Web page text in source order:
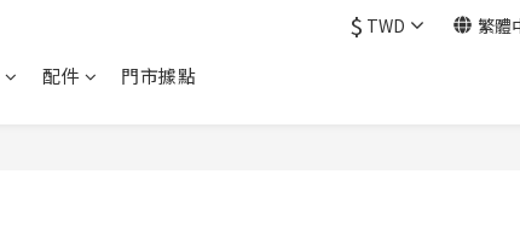
$ TWD 繁體
配件 門市據點